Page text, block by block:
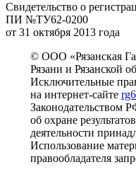
Свидетельство о
ПИ №ТУ62-0200
от 31 октября 2013 года
© ООО «Рязанская
Рязани и Рязанской
Исключительные
на интернет-сайте
Законодательством
об охране
деятельности
Использование
правообладателя